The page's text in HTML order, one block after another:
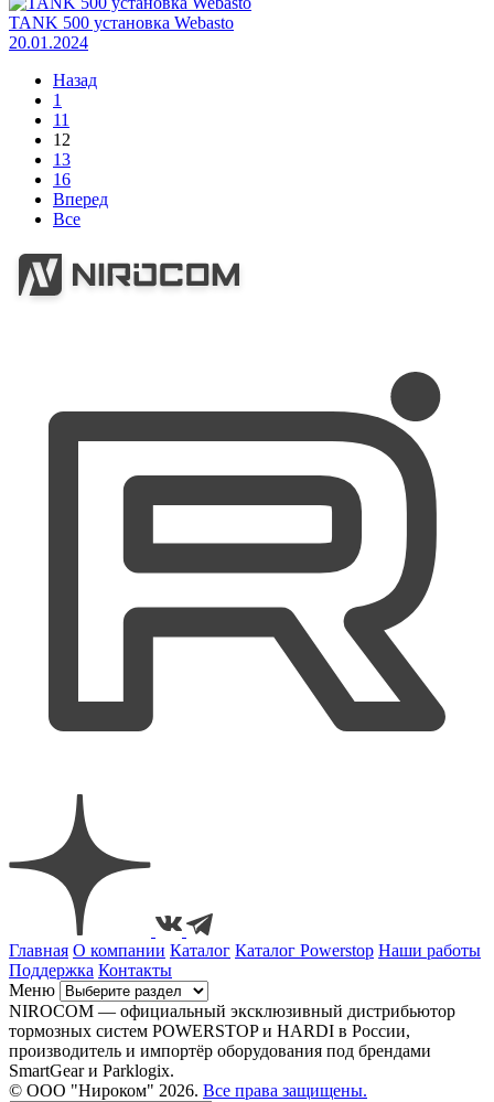
TANK 500 установка Webasto
20.01.2024
Назад
1
11
12
13
16
Вперед
Все
Главная О компании Каталог Каталог Powerstop Наши работы
Поддержка Контакты
Меню
NIROCOM — официальный эксклюзивный дистрибьютор
тормозных систем POWERSTOP и HARDI в России,
производитель и импортёр оборудования под брендами
SmartGear и Parklogix.
© ООО "Нироком" 2026. Все права защищены.